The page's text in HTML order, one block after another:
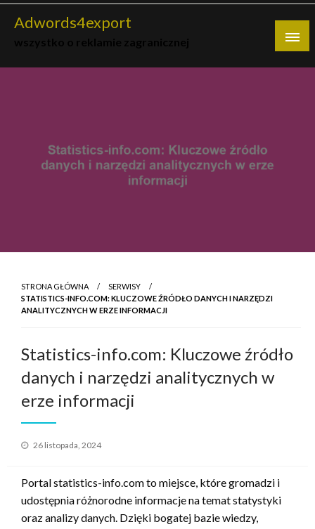
Skip
Adwords4export
STRONA GŁÓWNA
SERWISY
STATISTICS-INFO.COM: KLUCZOWE ŹRÓDŁO DANYCH I NARZĘDZI
ANALITYCZNYCH W ERZE INFORMACJI
Statistics-info.com: Kluczowe źródło
danych i narzędzi analitycznych w
erze informacji
Opublikowane
26 listopada, 2024
Portal statistics-info.com to miejsce, które gromadzi i
udostępnia różnorodne informacje na temat statystyki
oraz analizy danych. Dzięki bogatej bazie wiedzy,